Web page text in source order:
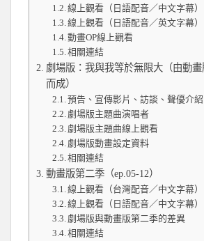
線上觀看（日語配音／中文字幕）
線上觀看（日語配音／英文字幕）
動畫OP線上觀看
相關連結
劇場版：我與我等於無限大（由動畫
而成）
預告、宣傳影片、訪談、聲優介紹
劇場版主題曲演唱者
劇場版主題曲線上觀看
劇場版動畫設定資料
相關連結
動畫版第二季（ep.05-12）
線上觀看（台灣配音／中文字幕）
線上觀看（日語配音／中文字幕）
劇場版與動畫版第二季的差異
相關連結